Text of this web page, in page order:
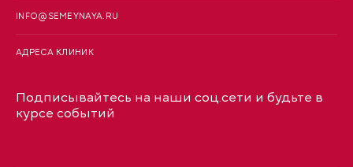
INFO@SEMEYNAYA.RU
АДРЕСА КЛИНИК
Подписывайтесь на наши соц.сети и будьте в
курсе событий